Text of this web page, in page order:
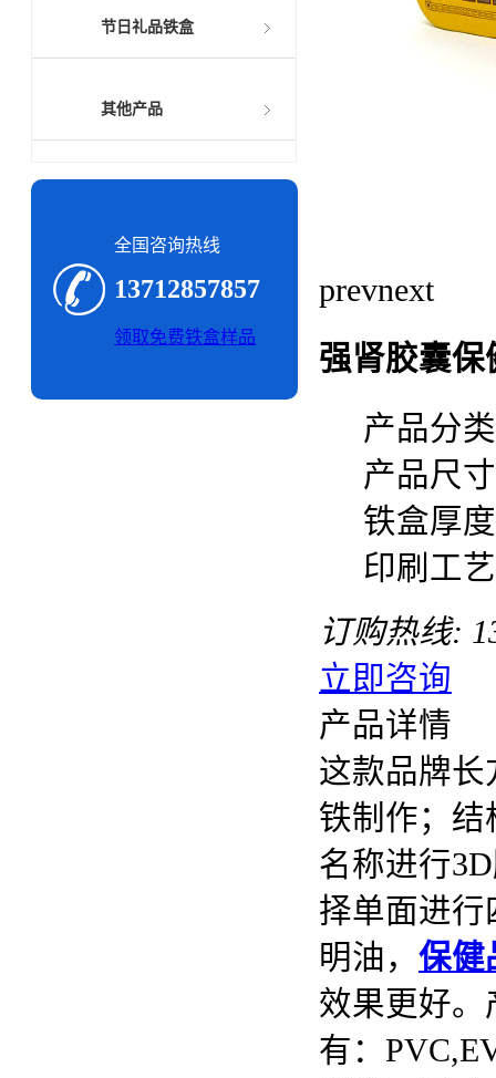
prevnext
强肾胶囊保
产品分
产品尺
铁盒厚
印刷工
订购热线:
立即咨询
产品详情
这款品牌长
铁制作；结
名称进行
择单面进行
明油， 保健
效果更好。
有：
节日礼品铁盒
其他产品
全国咨询热线
13712857857
领取免费铁盒样品